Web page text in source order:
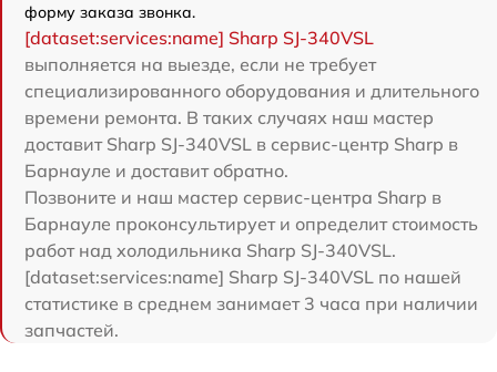
форму заказа звонка.
[dataset:services:name] Sharp SJ-340VSL
выполняется на выезде, если не требует
специализированного оборудования и длительного
времени ремонта. В таких случаях наш мастер
доставит Sharp SJ-340VSL в сервис-центр Sharp в
Барнауле и доставит обратно.
Позвоните и наш мастер сервис-центра Sharp в
Барнауле проконсультирует и определит стоимость
работ над холодильника Sharp SJ-340VSL.
[dataset:services:name] Sharp SJ-340VSL по нашей
статистике в среднем занимает 3 часа при наличии
запчастей.